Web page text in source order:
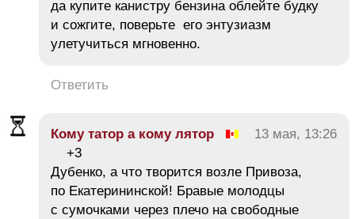
да купите канистру бензина облейте будку
и сожгите, поверьте его энтузиазм
улетучиться мгновенно.
Ответить
Кому татор а кому лятор
13 мая, 13:26
+3
Дубенко, а что творится возле Привоза,
по Екатерининской! Бравые молодцы
с сумочками через плечо на свободные